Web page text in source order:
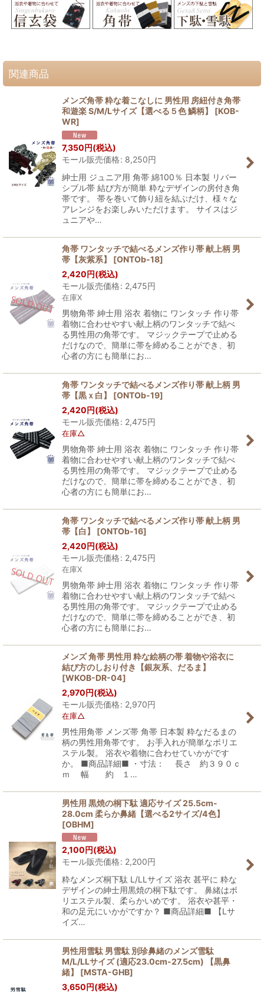
関連商品
メンズ角帯 粋な着こなしに 男性用 房紐付き角帯
和遊楽 S/M/Lサイズ【選べる５色 鱗柄】
[KOB-
WR]
7,350円(税込)
モール販売価格: 8,250円
紳士用 ジュニア用 角帯 綿100％ 日本製 リバー
シブル帯 結び方が簡単 粋なデザインの房付き角
帯です。 帯を巻いて飾り紐を結ぶだけ、様々な
アレンジをお楽しみいただけます。 サイスはジ
ュニアや…
角帯 ワンタッチで結べるメンズ作り帯 献上柄 男
帯【灰紫系】
[ONTOb-18]
2,420円(税込)
モール販売価格: 2,475円
在庫X
男物角帯 紳士用 浴衣 着物に ワンタッチ 作り帯
着物に合わせやすい献上柄のワンタッチで結べ
る男性用の角帯です。 マジックテープで止める
だけなので、簡単に帯を締めることができ、初
心者の方にも簡単にお…
角帯 ワンタッチで結べるメンズ作り帯 献上柄 男
帯【黒ｘ白】
[ONTOb-19]
2,420円(税込)
モール販売価格: 2,475円
在庫△
男物角帯 紳士用 浴衣 着物に ワンタッチ 作り帯
着物に合わせやすい献上柄のワンタッチで結べ
る男性用の角帯です。 マジックテープで止める
だけなので、簡単に帯を締めることができ、初
心者の方にも簡単にお…
角帯 ワンタッチで結べるメンズ作り帯 献上柄 男
帯【白】
[ONTOb-16]
2,420円(税込)
モール販売価格: 2,475円
在庫X
男物角帯 紳士用 浴衣 着物に ワンタッチ 作り帯
着物に合わせやすい献上柄のワンタッチで結べ
る男性用の角帯です。 マジックテープで止める
だけなので、簡単に帯を締めることができ、初
心者の方にも簡単にお…
メンズ 角帯 男性用 粋な絵柄の帯 着物や浴衣に
結び方のしおり付き【銀灰系、だるま】
[WKOB-DR-04]
2,970円(税込)
モール販売価格: 2,970円
在庫△
男性用角帯 メンズ帯 角帯 日本製 粋なだるまの
柄の男性用角帯です。 お手入れが簡単なポリエ
ステル製。 浴衣や着物に合わせていかがです
か。 ■商品詳細■ ・寸法： 長さ 約３９０ｃ
ｍ 幅 約 １…
男性用 黒焼の桐下駄 適応サイズ 25.5cm-
28.0cm 柔らか鼻緒【選べる2サイズ/4色】
[OBHM]
2,100円(税込)
モール販売価格: 2,200円
粋なメンズ桐下駄 L/LLサイズ 浴衣 甚平に 粋な
デザインの紳士用黒焼の桐下駄です。 鼻緒はポ
リエステル製、柔らかいめです。 浴衣や甚平・
和の足元にいかがですか？ ■商品詳細■ 【Lサ
イズ…
男性用雪駄 男雪駄 別珍鼻緒のメンズ雪駄
M/L/LLサイズ (適応23.0cm-27.5cm) 【黒鼻
緒】
[MSTA-GHB]
3,650円(税込)